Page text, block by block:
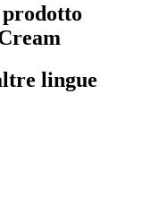
lingue